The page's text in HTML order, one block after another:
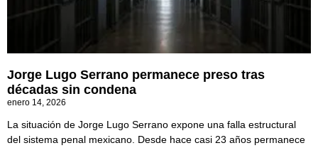
Jorge Lugo Serrano permanece preso tras
décadas sin condena
enero 14, 2026
La situación de Jorge Lugo Serrano expone una falla estructural
del sistema penal mexicano. Desde hace casi 23 años permanece